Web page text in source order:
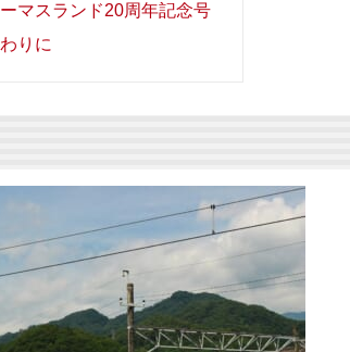
ーマスランド20周年記念号
りに